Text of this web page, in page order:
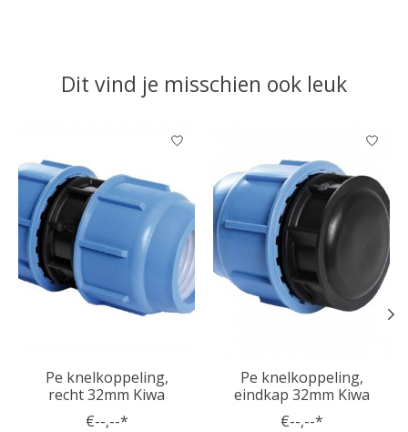
Dit vind je misschien ook leuk
Items van productcarrousel
Pe knelkoppeling,
recht 32mm Kiwa
€--,--*
Pe knelkoppeling,
eindkap 32mm Kiwa
€--,--*